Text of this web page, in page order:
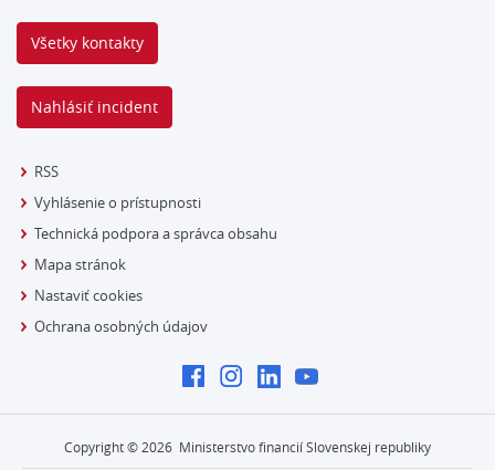
Všetky kontakty
Nahlásiť incident
RSS
Vyhlásenie o prístupnosti
Technická podpora a správca obsahu
Mapa stránok
Nastaviť cookies
Ochrana osobných údajov
Copyright © 2026 Ministerstvo financií Slovenskej republiky